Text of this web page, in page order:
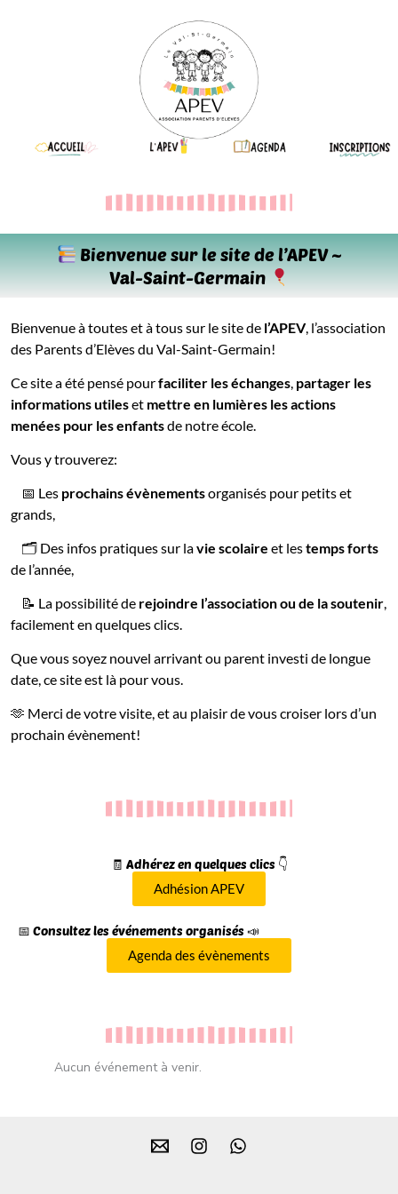
Bienvenue sur le site de l’APEV ~
Val-Saint-Germain
Bienvenue à toutes et à tous sur le site de l’APEV, l’association
des Parents d’Elèves du Val-Saint-Germain!
Ce site a été pensé pourfaciliter les échanges, partager les
informations utileset mettre en lumières les actions
menées pour les enfantsde notre école.
Vous y trouverez:
📅 Les prochains évènementsorganisés pour petits et
grands,
🗂️ Des infos pratiques sur lavie scolaire et lestemps forts
de l’année,
📝 La possibilité de rejoindre l’association ou de la soutenir,
facilement en quelques clics.
Que vous soyez nouvel arrivant ou parent investi de longue
date, ce site est là pour vous.
🫶 Merci de votre visite, et au plaisir de vous croiser lors d’un
prochain évènement!
🧾 Adhérez en quelques clics 👇
Adhésion APEV
📅 Consultez les événements organisés 📣
Agenda des évènements
Aucun événement à venir.